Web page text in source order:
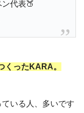
代表🍑
くったKARA。
いる人、多いです